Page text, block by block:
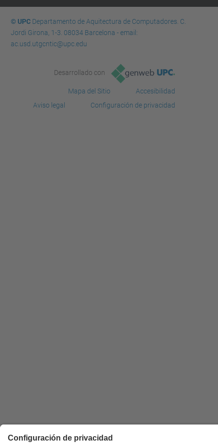
© UPCDepartamento de Aquitectura de Computadores. C.
Jordi Girona, 1-3. 08034 Barcelona - email:
ac.usd.utgcntic@upc.edu
Desarrollado con
Mapa del Sitio
Accesibilidad
Aviso legal
Configuración de privacidad